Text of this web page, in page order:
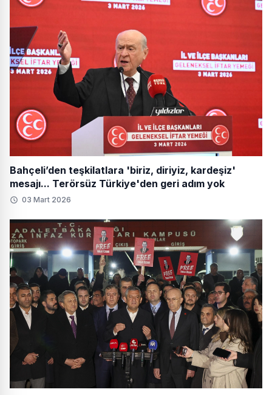
Bahçeli’den teşkilatlara 'biriz, diriyiz, kardeşiz'
mesajı... Terörsüz Türkiye'den geri adım yok
03 Mart 2026